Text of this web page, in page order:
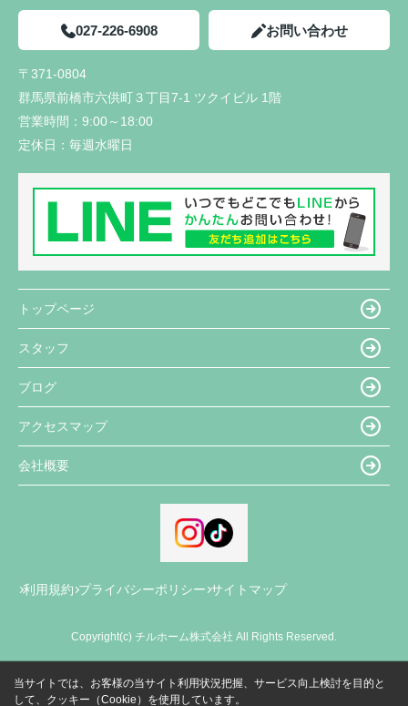
027-226-6908 お問い合わせ
〒371-0804
群馬県前橋市六供町３丁目7-1 ツクイビル 1階
営業時間： 9:00～18:00
定休日： 毎週水曜日
トップページ
スタッフ
ブログ
アクセスマップ
会社概要
利用規約 プライバシーポリシー サイトマップ
Copyright(c) チルホーム株式会社 All Rights Reserved.
当サイトでは、お客様の当サイト利用状況把握、サービス向上検討を目的と
して、クッキー（Cookie）を使用しています。